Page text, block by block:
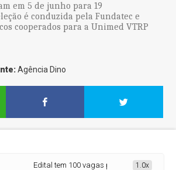
em 5 de junho para 19
é conduzida pela Fundatec e
cooperados para a Unimed VTRP
Agência Dino
Edital tem 100 vagas para médicos1.0x